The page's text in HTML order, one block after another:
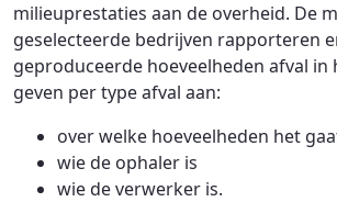
milieuprestaties aan de overheid. De
geselecteerde bedrijven rapporteren
geproduceerde hoeveelheden afval in
geven per type afval aan:
over welke hoeveelheden het
wie de ophaler is
wie de verwerker is.